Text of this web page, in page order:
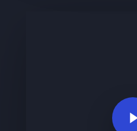
Play Video